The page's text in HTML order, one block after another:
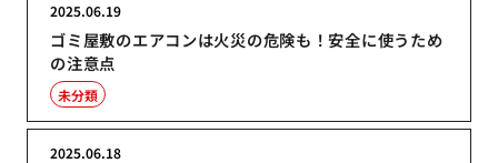
ゴミ屋敷のエアコンは火災の危険も！安全に使うため
の注意点
2025.06.19
未分類
2025.06.18